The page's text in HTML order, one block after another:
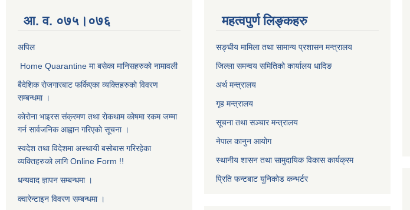
आ. व. ०७५।०७६
अपिल
Home Quarantine मा बसेका मानिसहरुकाे नामावली
बैदेशिक राेजगारबाट फर्किएका व्यक्तिहरुकाे विवरण
सम्बन्धमा ।
काेराेना भाइरस संक्रमण तथा राेकथाम काेषमा रकम जम्मा
गर्न सार्वजनिक आह्वान गरिएकाे सूचना ।
स्वदेश तथा विदेशमा अस्थायी बसोबास गरिरहेका
व्यक्तिहरुको लागि Online Form !!
धन्यवाद ज्ञापन सम्बन्धमा ।
क्वारेन्टाइन विवरण सम्बन्धमा ।
महत्वपुर्ण लिङ्कहरु
सङ्घीय मामिला तथा सामान्य प्रशासन मन्त्रालय
जिल्ला समन्वय समितिको कार्यालय धादिङ
अर्थ मन्त्रालय
गृह मन्त्रालय
सूचना तथा सञ्चार मन्त्रालय
नेपाल कानुन आयोग
स्थानीय शासन तथा सामुदायिक विकास कार्यक्रम
प्रिति फन्टबाट युनिकोड कन्भर्टर